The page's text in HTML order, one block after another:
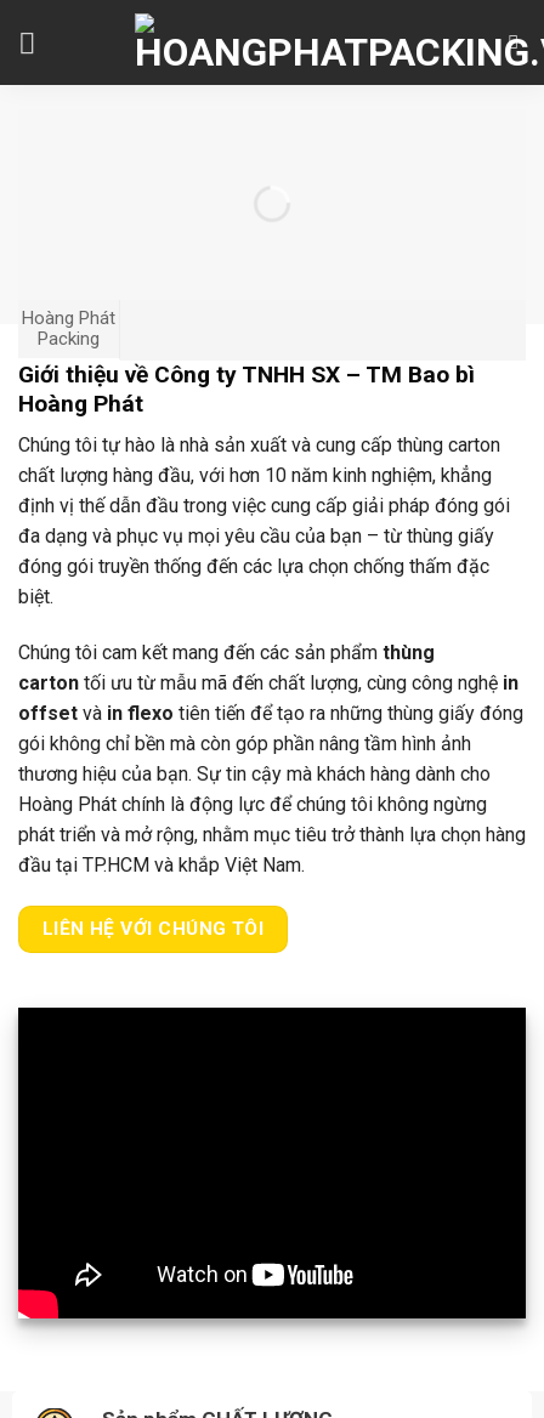
Hoàng Phát
Packing
Giới thiệu về Công ty TNHH SX – TM Bao bì
Hoàng Phát
Chúng tôi tự hào là nhà sản xuất và cung cấp thùng carton
chất lượng hàng đầu, với hơn 10 năm kinh nghiệm, khẳng
định vị thế dẫn đầu trong việc cung cấp giải pháp đóng gói
đa dạng và phục vụ mọi yêu cầu của bạn – từ thùng giấy
đóng gói truyền thống đến các lựa chọn chống thấm đặc
biệt.
Chúng tôi cam kết mang đến các sản phẩm thùng
carton tối ưu từ mẫu mã đến chất lượng, cùng công nghệ in
offset và in flexo tiên tiến để tạo ra những thùng giấy đóng
gói không chỉ bền mà còn góp phần nâng tầm hình ảnh
thương hiệu của bạn. Sự tin cậy mà khách hàng dành cho
Hoàng Phát chính là động lực để chúng tôi không ngừng
phát triển và mở rộng, nhằm mục tiêu trở thành lựa chọn hàng
đầu tại TP.HCM và khắp Việt Nam.
LIÊN HỆ VỚI CHÚNG TÔI